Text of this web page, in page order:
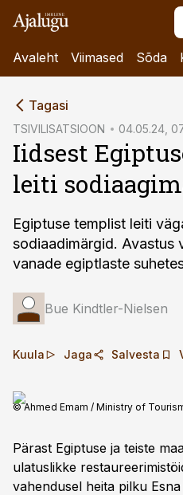
Avaleht Viimased Sõda
Tagasi
TSIVILISATSIOON 04.05.24,
Iidsest
leiti
Egiptuse templist leiti
sodiaadimärgid. Avastus
vanade egiptlaste
Bue Kindtler-Nielsen
Kuula Jaga Salvesta
© Ahmed Emam / Ministry of
Pärast Egiptuse ja teiste
ulatuslikke
vahendusel heita pilku